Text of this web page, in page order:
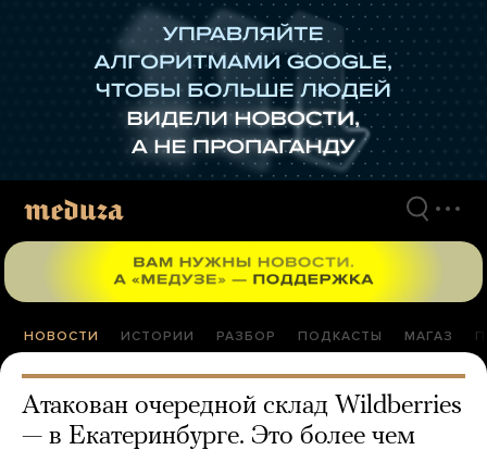
НОВОСТИ ИСТОРИИ РАЗБОР ПОДКАСТЫ МАГАЗ
Атакован очередной склад Wildberries
— в Екатеринбурге. Это более чем